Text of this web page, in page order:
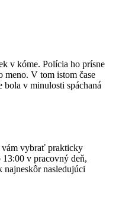
v kóme. Polícia ho prísne
meno. V tom istom čase
bola v minulosti spáchaná
vám vybrať prakticky
v pracovný deň,
najneskôr nasledujúci